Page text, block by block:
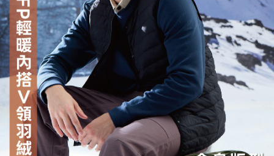
「AFTEE先享後付」，若未經同意申辦者引起之損失，本公司不負相關責
任。
４．使用「AFTEE先享後付」時，將依據個別帳號之用戶狀況，依本公司即
時審查核予不同之上限額度；若仍有額度不足之情形，本公司將視審查結果
請求用戶進行身份認證。
５．嚴禁一人註冊多個帳號或使用他人資訊註冊。若發現惡意使用之情形，
恩沛科技股份有限公司將有權停止該用戶之使用額度並採取法律行動。